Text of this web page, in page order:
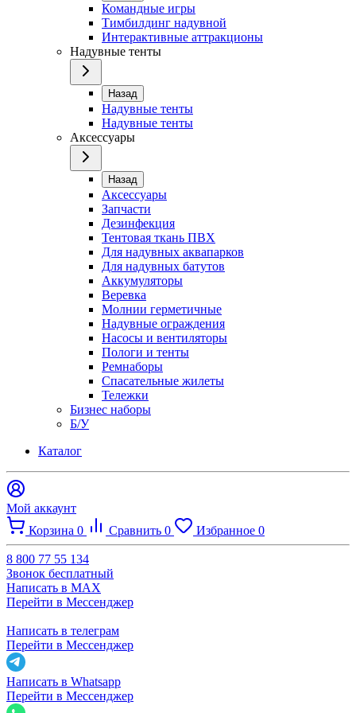
Командные игры
Тимбилдинг надувной
Интерактивные аттракционы
Надувные тенты
Назад
Надувные тенты
Надувные тенты
Аксессуары
Назад
Аксессуары
Запчасти
Дезинфекция
Тентовая ткань ПВХ
Для надувных аквапарков
Для надувных батутов
Аккумуляторы
Веревка
Молнии герметичные
Надувные ограждения
Насосы и вентиляторы
Пологи и тенты
Ремнаборы
Спасательные жилеты
Тележки
Бизнес наборы
Б/У
Каталог
Мой аккаунт
Корзина 0 Сравнить 0 Избранное 0
8 800 77 55 134
Звонок бесплатный
Написать в MAX
Перейти в Мессенджер
Написать в телеграм
Перейти в Мессенджер
Написать в Whatsapp
Перейти в Мессенджер